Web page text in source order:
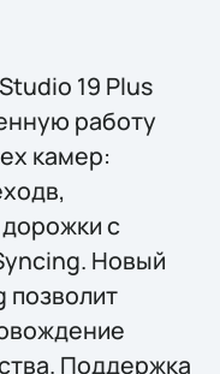
19 Plus
работу
камер:
с
Новый
позволит
Поддержка